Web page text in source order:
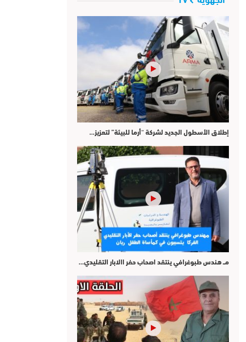
إطلاق الأسطول الجديد لشركة “أرما للبيئة” لتعزيز…
مــ هندس طبوغرافي ينتقد اصحاب حفر االابار التقليدي…